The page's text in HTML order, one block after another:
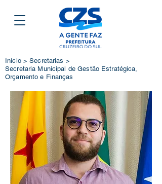
Início > Secretarias >
Secretaria Municipal de Gestão Estratégica,
Orçamento e Finanças